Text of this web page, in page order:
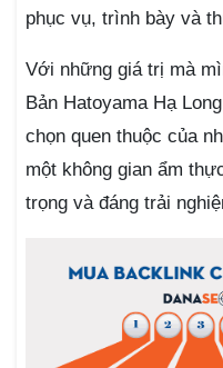
phục vụ, trình bày và
Với những giá trị mà
Bản Hatoyama Hạ
chọn quen thuộc của
một không gian ẩm
trọng và đáng trải